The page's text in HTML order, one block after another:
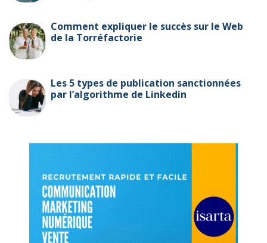
Comment expliquer le succès sur le Web
de la Torréfactorie
Les 5 types de publication sanctionnées
par l’algorithme de Linkedin